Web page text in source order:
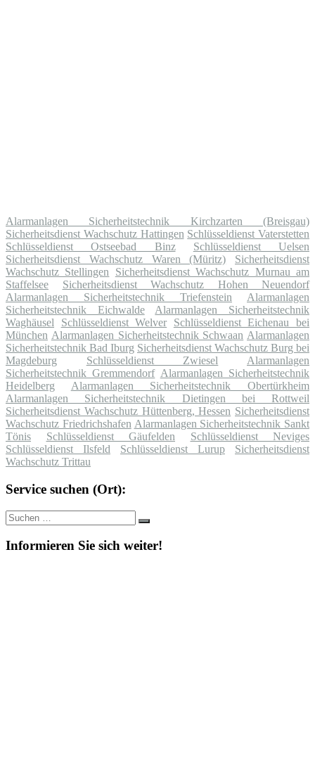
Alarmanlagen Sicherheitstechnik Kirchzarten (Breisgau)
Sicherheitsdienst Wachschutz Hattingen Schlüsseldienst Vaterstetten
Schlüsseldienst Ostseebad Binz
Schlüsseldienst Uelsen
Sicherheitsdienst Wachschutz Waren (Müritz)
Sicherheitsdienst
Wachschutz Stellingen
Sicherheitsdienst Wachschutz Murnau am
Staffelsee
Sicherheitsdienst Wachschutz Hohen Neuendorf
Alarmanlagen Sicherheitstechnik Triefenstein
Alarmanlagen
Sicherheitstechnik Eichwalde
Alarmanlagen Sicherheitstechnik
Waghäusel
Schlüsseldienst Welver
Schlüsseldienst Eichenau bei
München Alarmanlagen Sicherheitstechnik Schwaan Alarmanlagen
Sicherheitstechnik Bad Iburg Sicherheitsdienst Wachschutz Burg bei
Magdeburg
Schlüsseldienst Zwiesel
Alarmanlagen
Sicherheitstechnik Gremmendorf Alarmanlagen Sicherheitstechnik
Heidelberg
Alarmanlagen Sicherheitstechnik Obertürkheim
Alarmanlagen Sicherheitstechnik Dietingen bei Rottweil
Sicherheitsdienst Wachschutz Hüttenberg, Hessen Sicherheitsdienst
Wachschutz Friedrichshafen Alarmanlagen Sicherheitstechnik Sankt
Tönis
Schlüsseldienst Gäufelden
Schlüsseldienst Neviges
Schlüsseldienst Ilsfeld
Schlüsseldienst Lurup
Sicherheitsdienst
Wachschutz Trittau
Service suchen (Ort):
Suche
nach:
Suchen
Informieren Sie sich weiter!